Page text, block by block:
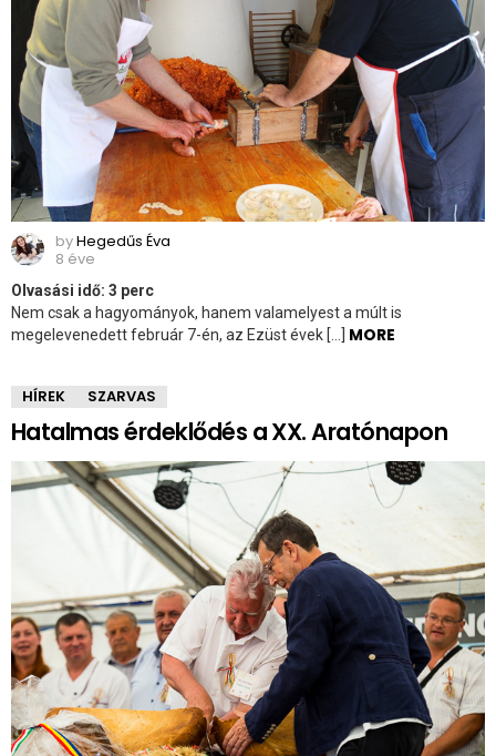
byHegedűs Éva
8 éve
Olvasási idő: 3 perc
Nem csak a hagyományok, hanem valamelyest a múlt is
megelevenedett február 7-én, az Ezüst évek […] MORE
HÍREK SZARVAS
Hatalmas érdeklődés a XX. Aratónapon